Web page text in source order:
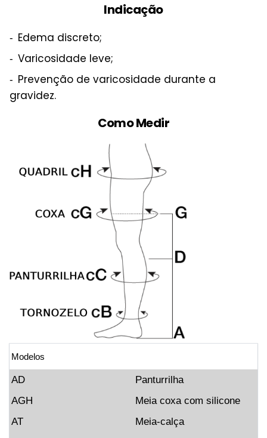
Indicação
Edema discreto;
Varicosidade leve;
Prevenção de varicosidade durante a
gravidez.
Como Medir
Modelos
AD
Panturrilha
AGH
Meia coxa com silicone
AT
Meia-calça